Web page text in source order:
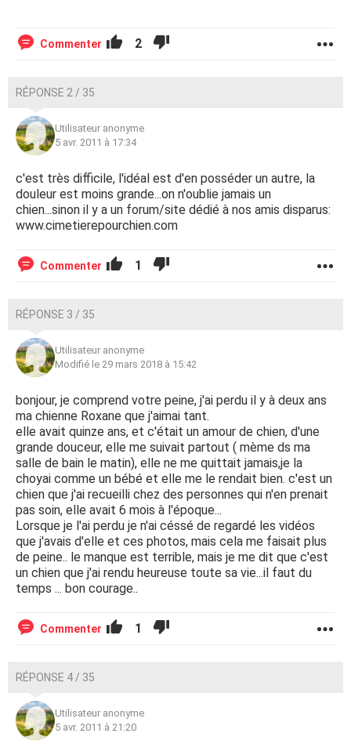
Commenter 2
RÉPONSE 2 / 35
Utilisateur anonyme
5 avr. 2011 à 17:34
c'est très difficile, l'idéal est d'en posséder un autre, la
douleur est moins grande...on n'oublie jamais un
chien...sinon il y a un forum/site dédié à nos amis disparus:
www.cimetierepourchien.com
Commenter 1
RÉPONSE 3 / 35
Utilisateur anonyme
Modifié le 29 mars 2018 à 15:42
bonjour, je comprend votre peine, j'ai perdu il y à deux ans
ma chienne Roxane que j'aimai tant.
elle avait quinze ans, et c'était un amour de chien, d'une
grande douceur, elle me suivait partout ( mème ds ma
salle de bain le matin), elle ne me quittait jamais,je la
choyai comme un bébé et elle me le rendait bien. c'est un
chien que j'ai recueilli chez des personnes qui n'en prenait
pas soin, elle avait 6 mois à l'époque...
Lorsque je l'ai perdu je n'ai céssé de regardé les vidéos
que j'avais d'elle et ces photos, mais cela me faisait plus
de peine.. le manque est terrible, mais je me dit que c'est
un chien que j'ai rendu heureuse toute sa vie...il faut du
temps ... bon courage..
Commenter 1
RÉPONSE 4 / 35
Utilisateur anonyme
5 avr. 2011 à 21:20